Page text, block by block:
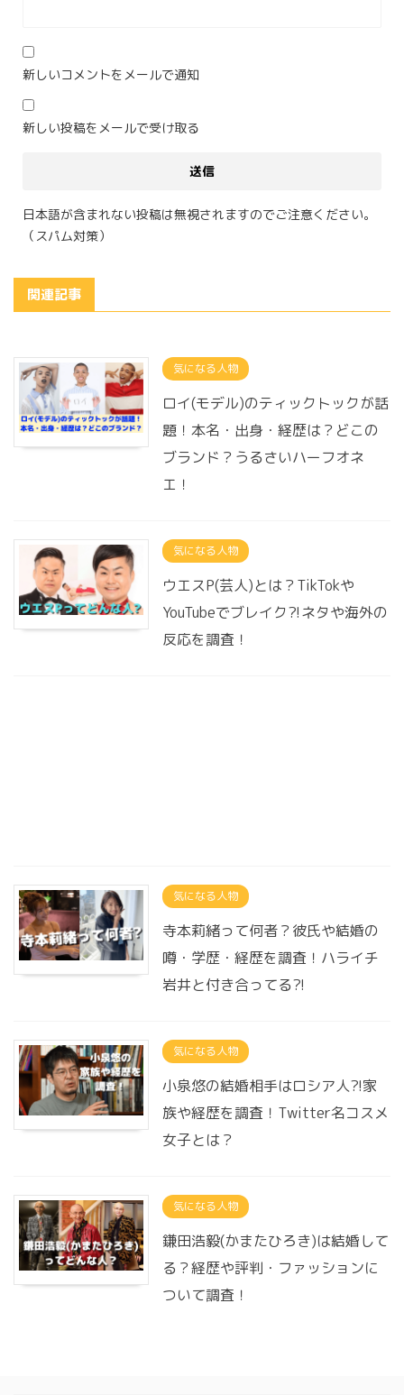
新しいコメントをメールで通知
新しい投稿をメールで受け取る
日本語が含まれない投稿は無視されますのでご注意ください。
（スパム対策）
関連記事
気になる人物
ロイ(モデル)のティックトックが話
題！本名・出身・経歴は？どこの
ブランド？うるさいハーフオネ
エ！
気になる人物
ウエスP(芸人)とは？TikTokや
YouTubeでブレイク⁈ネタや海外の
反応を調査！
気になる人物
寺本莉緒って何者？彼氏や結婚の
噂・学歴・経歴を調査！ハライチ
岩井と付き合ってる?!
気になる人物
小泉悠の結婚相手はロシア人?!家
族や経歴を調査！Twitter名コスメ
女子とは？
気になる人物
鎌田浩毅(かまたひろき)は結婚して
る？経歴や評判・ファッションに
ついて調査！